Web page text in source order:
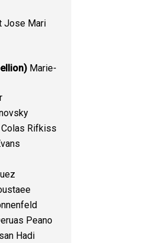
Jose Mari
Marie-
Rifkiss
Peano
Hadi